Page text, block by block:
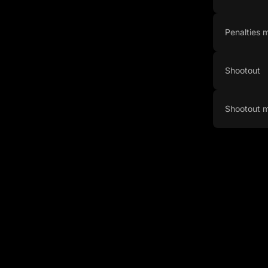
Penalties
Shootout
Shootout